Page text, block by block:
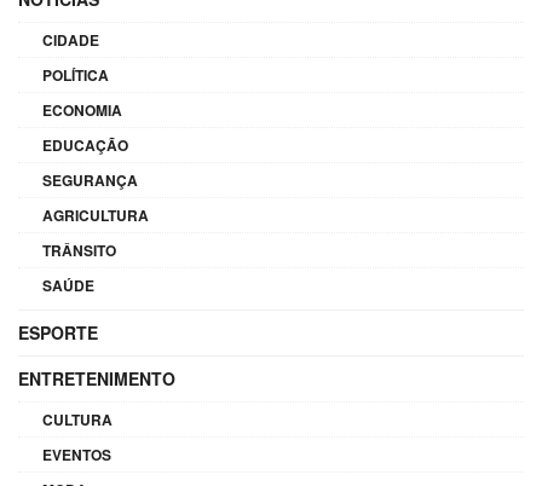
CIDADE
POLÍTICA
ECONOMIA
EDUCAÇÃO
SEGURANÇA
AGRICULTURA
TRÂNSITO
SAÚDE
ESPORTE
ENTRETENIMENTO
CULTURA
EVENTOS